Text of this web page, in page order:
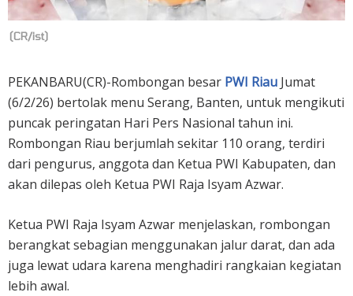
(CR/ist)
PEKANBARU(CR)-Rombongan besar PWI Riau Jumat
(6/2/26) bertolak menu Serang, Banten, untuk mengikuti
puncak peringatan Hari Pers Nasional tahun ini.
Rombongan Riau berjumlah sekitar 110 orang, terdiri
dari pengurus, anggota dan Ketua PWI Kabupaten, dan
akan dilepas oleh Ketua PWI Raja Isyam Azwar.
Ketua PWI Raja Isyam Azwar menjelaskan, rombongan
berangkat sebagian menggunakan jalur darat, dan ada
juga lewat udara karena menghadiri rangkaian kegiatan
lebih awal.